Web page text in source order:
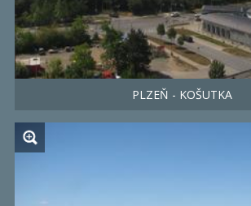
PLZEŇ - KOŠUTKA